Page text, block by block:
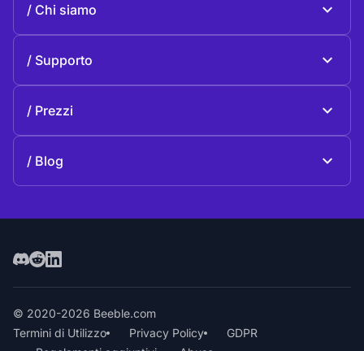
Chi siamo
Storia
Supporto
Contatti
Prezzi
Blog
© 2020-2026 Beeble.com
Termini di Utilizzo
Privacy Policy
GDPR